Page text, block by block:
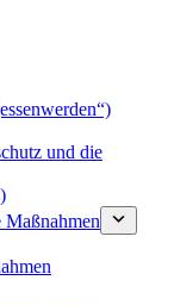
und die